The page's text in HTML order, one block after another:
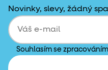
Novinky, slevy, žádný
Souhlasím se zpracováním